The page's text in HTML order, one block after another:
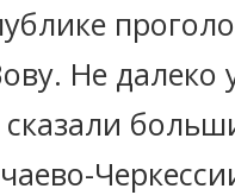
Не далеко
сказали